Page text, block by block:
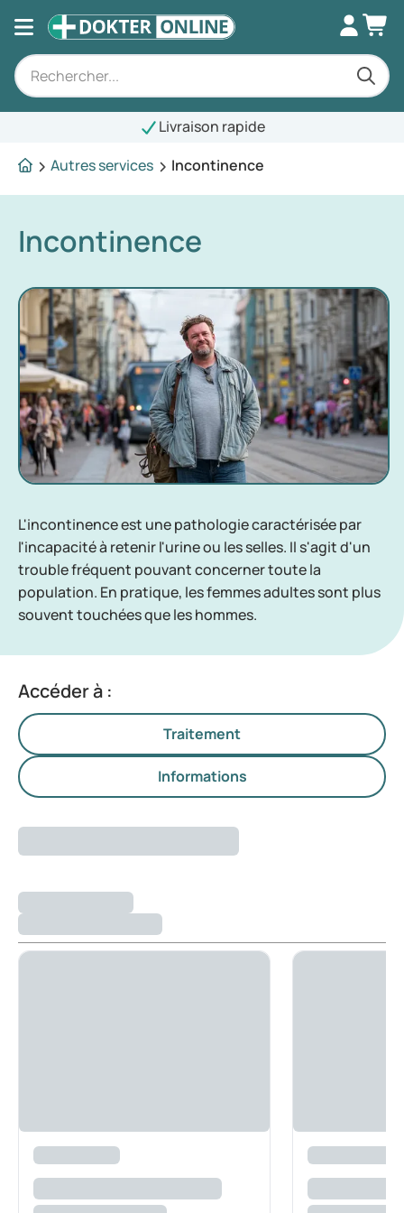
Livraison rapide
Autres services
Incontinence
Incontinence
L'incontinence est une pathologie caractérisée par
l'incapacité à retenir l'urine ou les selles. Il s'agit d'un
trouble fréquent pouvant concerner toute la
population. En pratique, les femmes adultes sont plus
souvent touchées que les hommes.
Accéder à :
Traitement
Informations